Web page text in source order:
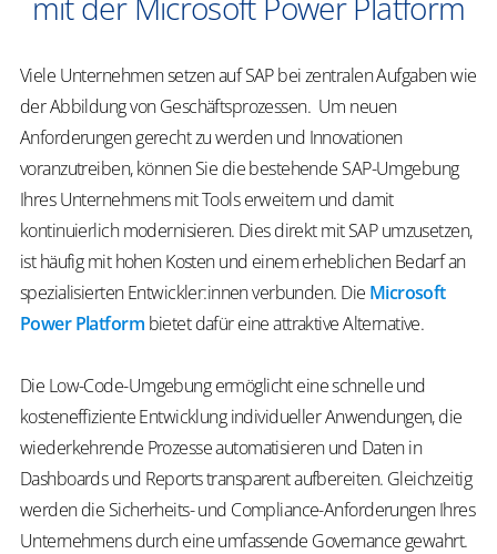
Viele Unternehmen setzen auf SAP bei zentralen Aufgaben wie
der Abbildung von Geschäftsprozessen. Um neuen
Anforderungen gerecht zu werden und Innovationen
voranzutreiben, können Sie die bestehende SAP-Umgebung
Ihres Unternehmens mit Tools erweitern und damit
kontinuierlich modernisieren. Dies direkt mit SAP umzusetzen,
ist häufig mit hohen Kosten und einem erheblichen Bedarf an
spezialisierten Entwickler:innen verbunden. Die Microsoft
Power Platform bietet dafür eine attraktive Alternative.
Die Low-Code-Umgebung ermöglicht eine schnelle und
kosteneffiziente Entwicklung individueller Anwendungen, die
wiederkehrende Prozesse automatisieren und Daten in
Dashboards und Reports transparent aufbereiten. Gleichzeitig
werden die Sicherheits- und Compliance-Anforderungen Ihres
Unternehmens durch eine umfassende Governance gewahrt.